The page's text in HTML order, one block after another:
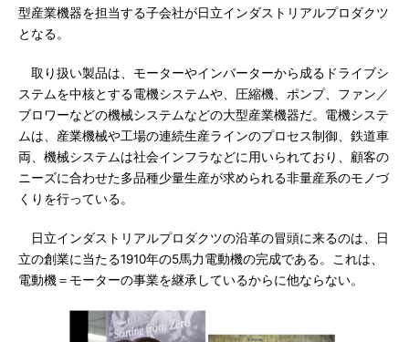
型産業機器を担当する子会社が日立インダストリアルプロダクツ
となる。
取り扱い製品は、モーターやインバーターから成るドライブシ
ステムを中核とする電機システムや、圧縮機、ポンプ、ファン／
ブロワーなどの機械システムなどの大型産業機器だ。電機システ
ムは、産業機械や工場の連続生産ラインのプロセス制御、鉄道車
両、機械システムは社会インフラなどに用いられており、顧客の
ニーズに合わせた多品種少量生産が求められる非量産系のモノづ
くりを行っている。
日立インダストリアルプロダクツの沿革の冒頭に来るのは、日
立の創業に当たる1910年の5馬力電動機の完成である。これは、
電動機＝モーターの事業を継承しているからに他ならない。